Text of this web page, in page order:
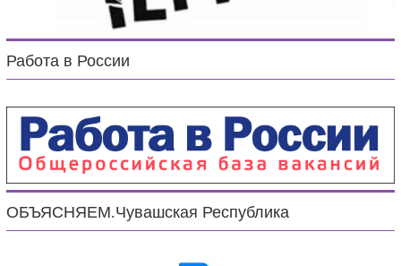
Работа в России
ОБЪЯСНЯЕМ.Чувашская Республика